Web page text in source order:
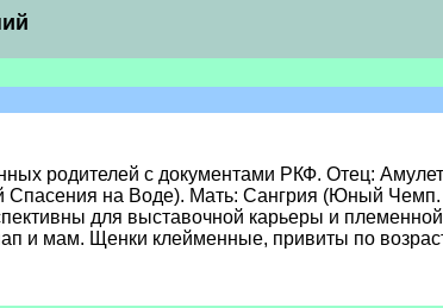
родителей с документами РКФ. Отец:
на Воде). Мать: Сангрия (Юный
для выставочной карьеры и племенной
и мам. Щенки клейменные, привиты по